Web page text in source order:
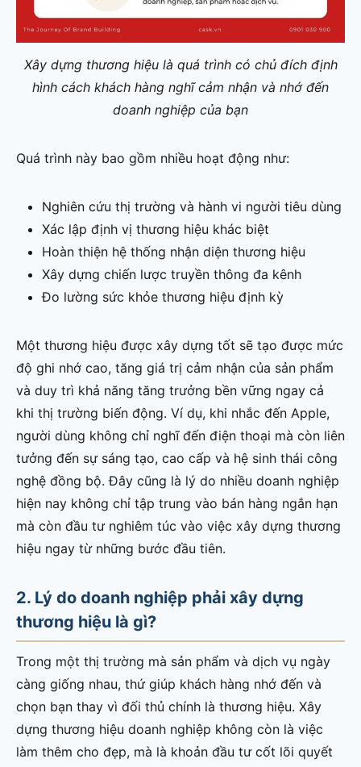
Xây dựng thương hiệu là quá trình có chủ đích định
hình cách khách hàng nghĩ cảm nhận và nhớ đến
doanh nghiệp của bạn
Quá trình này bao gồm nhiều hoạt động như:
Nghiên cứu thị trường và hành vi người tiêu dùng
Xác lập định vị thương hiệu khác biệt
Hoàn thiện hệ thống nhận diện thương hiệu
Xây dựng chiến lược truyền thông đa kênh
Đo lường sức khỏe thương hiệu định kỳ
Một thương hiệu được xây dựng tốt sẽ tạo được mức
độ ghi nhớ cao, tăng giá trị cảm nhận của sản phẩm
và duy trì khả năng tăng trưởng bền vững ngay cả
khi thị trường biến động. Ví dụ, khi nhắc đến Apple,
người dùng không chỉ nghĩ đến điện thoại mà còn liên
tưởng đến sự sáng tạo, cao cấp và hệ sinh thái công
nghệ đồng bộ. Đây cũng là lý do nhiều doanh nghiệp
hiện nay không chỉ tập trung vào bán hàng ngắn hạn
mà còn đầu tư nghiêm túc vào việc xây dựng thương
hiệu ngay từ những bước đầu tiên.
2. Lý do doanh nghiệp phải xây dựng
thương hiệu là gì?
Trong một thị trường mà sản phẩm và dịch vụ ngày
càng giống nhau, thứ giúp khách hàng nhớ đến và
chọn bạn thay vì đối thủ chính là thương hiệu. Xây
dựng thương hiệu doanh nghiệp không còn là việc
làm thêm cho đẹp, mà là khoản đầu tư cốt lõi quyết